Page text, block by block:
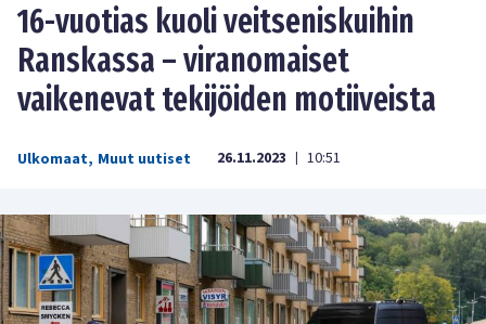
16-vuotias kuoli veitseniskuihin
Ranskassa – viranomaiset
vaikenevat tekijöiden motiiveista
Ulkomaat, Muut uutiset 26.11.2023 | 10:51